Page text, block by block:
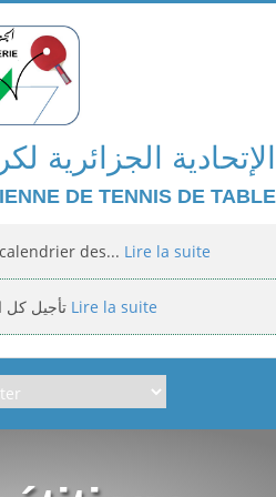
الإتحادية الجزائرية
DE TENNIS DE TABLE
des... Lire la suite
تأجيل كل Lire la suite
compétitions...Lire la suite